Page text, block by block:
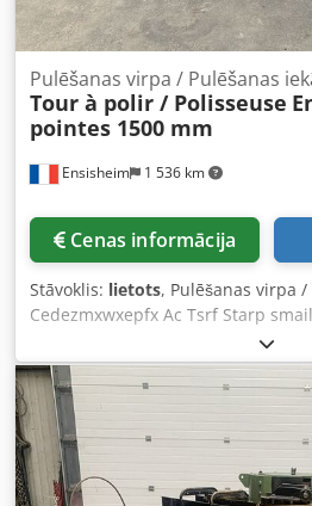
Ensisheim 1 536 km
Pulēšanas virpa / Pulēšanas
Tour à polir / Polisseuse
pointes 1500 mm
Cenas informācija
Stāvoklis: lietots, Pulēšanas virpa
Cedezmxwxepfx Ac Tsrf Starp
augstums: 180 mm Maksimālais
380 mm Vārpstas konuss: CM3
ar frekvenču pārveidotāju
vakuuma sistēmu (nepieciešams
šļūteni) Iekārta tika izmantota
220 V vienfāzes Izmēri (G x P x A):
Svars: 1,2 t